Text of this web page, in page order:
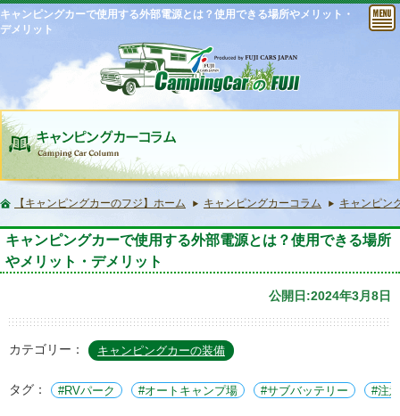
キャンピングカーで使用する外部電源とは？使用できる場所やメリット・
デメリット
【キャンピングカーのフジ】ホーム キャンピングカーコラム キャンピン
キャンピングカーで使用する外部電源とは？使用できる場所
やメリット・デメリット
公開日:2024年3月8日
カテゴリー： キャンピングカーの装備
タグ： RVパーク オートキャンプ場 サブバッテリー 注